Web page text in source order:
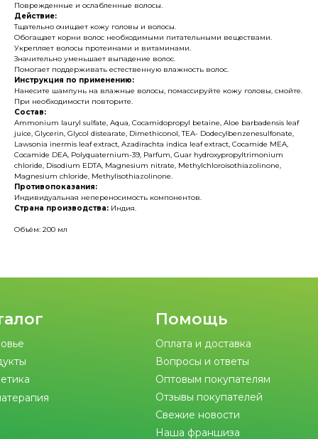
Поврежденные и ослабленные волосы.
Действие:
Тщательно очищает кожу головы и волосы.
Обогащает корни волос необходимыми питательными веществами.
Укрепляет волосы протеинами и витаминами.
Значительно уменьшает выпадение волос.
Помогает поддерживать естественную влажность волос.
Инструкция по применению:
Нанесите шампунь на влажные волосы, помассируйте кожу головы, смойте.
При необходимости повторите.
Состав:
Ammonium lauryl sulfate, Aqua, Cocamidopropyl betaine, Aloe barbadensis leaf
juice, Glycerin, Glycol distearate, Dimethiconol, TEA- Dodecylbenzenesulfonate,
Lawsonia inermis leaf extract, Azadirachta indica leaf extract, Cocamide MEA,
Cocamide DEA, Polyquaternium-39, Parfum, Guar hydroxypropyltrimonium
chloride, Disodium EDTA, Magnesium nitrate, Methylchloroisothiazolinone,
Magnesium chloride, Methylisothiazolinone.
Противопоказания:
Индивидуальная непереносимость компонентов.
Страна производства: Индия.
Объём: 200 мл
Помощь
Оплата и доставка
Вопросы и ответы
Оптовым покупателям
Отзывы покупателей
Свежие новости
Наша франшиза